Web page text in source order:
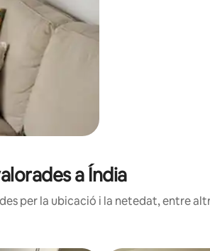
a Índia
per la ubicació i la netedat, entre